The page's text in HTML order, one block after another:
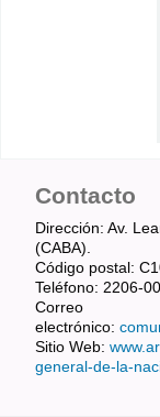
Contacto
Dirección: Av.
(CABA).
Código postal:
Teléfono: 2206-
Correo
electrónico:
Sitio Web:
general-de-la-